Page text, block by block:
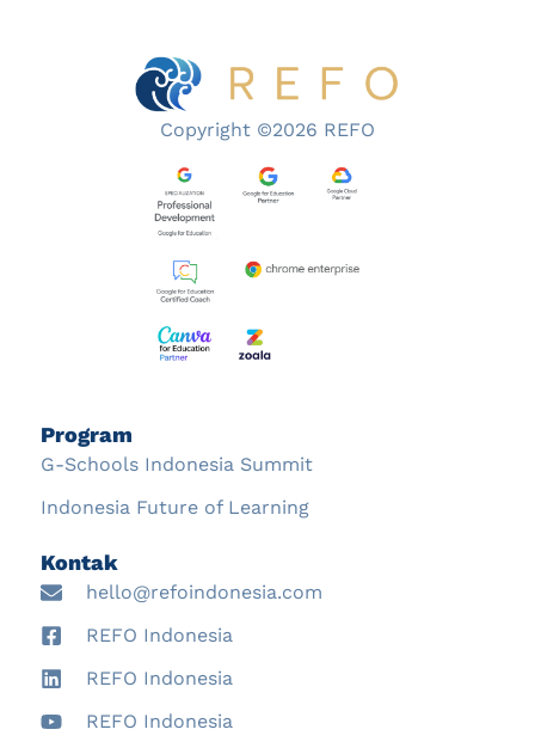
Copyright ©2026 REFO
Program
G-Schools Indonesia Summit
Indonesia Future of Learning
Kontak
hello@refoindonesia.com
REFO Indonesia
REFO Indonesia
REFO Indonesia